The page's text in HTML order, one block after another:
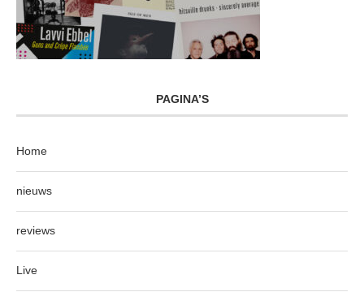
PAGINA’S
Home
nieuws
reviews
Live